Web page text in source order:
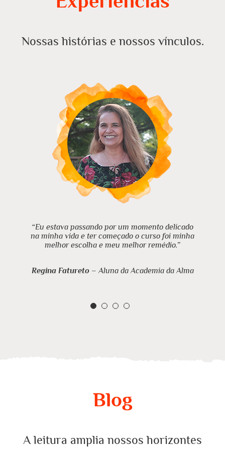
Nossas histórias e nossos vínculos.
“Eu estava passando por um momento delicado
na minha vida e ter começado o curso foi minha
melhor escolha e meu melhor remédio.”
Regina Fatureto– Aluna da Academia da Alma
Blog
A leitura amplia nossos horizontes